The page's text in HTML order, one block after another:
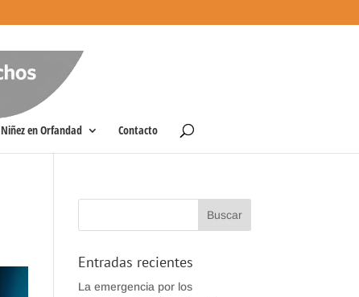
Niñez en Orfandad Contacto
Entradas recientes
La emergencia por los